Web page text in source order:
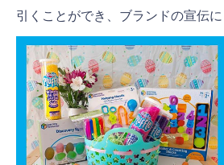
引くことができ、ブランドの宣伝に